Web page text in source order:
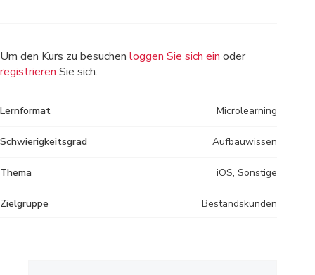
Um den Kurs zu besuchen loggen Sie sich ein oder
registrieren Sie sich.
Lernformat Microlearning
Schwierigkeitsgrad Aufbauwissen
Thema iOS, Sonstige
Zielgruppe Bestandskunden